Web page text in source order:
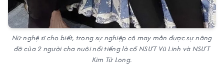
Nữ nghệ sĩ cho biết, trong sự nghiệp cô may mắn được sự nâng
đỡ của 2 người cha nuôi nổi tiếng là cố NSƯT Vũ Linh và NSƯT
Kim Tử Long.